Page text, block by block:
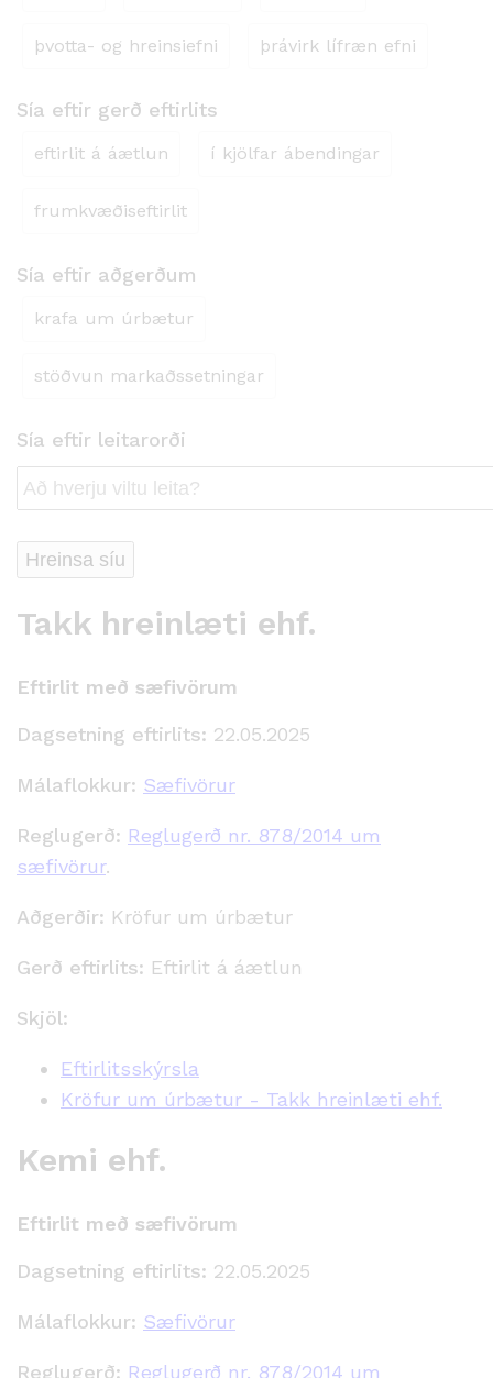
þvotta- og hreinsiefni þrávirk lífræn efni
Sía eftir gerð eftirlits
eftirlit á áætlun í kjölfar ábendingar
frumkvæðiseftirlit
Sía eftir aðgerðum
krafa um úrbætur
stöðvun markaðssetningar
Sía eftir leitarorði
Hreinsa síu
Takk hreinlæti ehf.
Eftirlit með sæfivörum
Dagsetning eftirlits: 22.05.2025
Málaflokkur: Sæfivörur
Reglugerð: Reglugerð nr. 878/2014 um
sæfivörur.
Aðgerðir: Kröfur um úrbætur
Gerð eftirlits: Eftirlit á áætlun
Skjöl:
Eftirlitsskýrsla
Kröfur um úrbætur - Takk hreinlæti ehf.
Kemi ehf.
Eftirlit með sæfivörum
Dagsetning eftirlits: 22.05.2025
Málaflokkur: Sæfivörur
Reglugerð: Reglugerð nr. 878/2014 um